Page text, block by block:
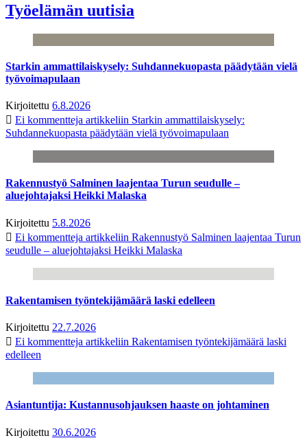
Työelämän uutisia
Starkin ammattilaiskysely: Suhdannekuopasta päädytään vielä
työvoimapulaan
Kirjoitettu 6.8.2026
Ei kommentteja artikkeliin Starkin ammattilaiskysely:
Suhdannekuopasta päädytään vielä työvoimapulaan
Rakennustyö Salminen laajentaa Turun seudulle –
aluejohtajaksi Heikki Malaska
Kirjoitettu 5.8.2026
Ei kommentteja artikkeliin Rakennustyö Salminen laajentaa Turun
seudulle – aluejohtajaksi Heikki Malaska
Rakentamisen työntekijämäärä laski edelleen
Kirjoitettu 22.7.2026
Ei kommentteja artikkeliin Rakentamisen työntekijämäärä laski
edelleen
Asiantuntija: Kustannusohjauksen haaste on johtaminen
Kirjoitettu 30.6.2026